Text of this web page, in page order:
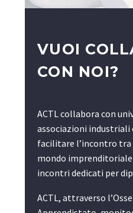
VUOI
CON NOI?
ACTL collabora con
associazioni industriali
facilitare l’incontro tra
mondo
incontri dedicati per
ACTL, attraverso